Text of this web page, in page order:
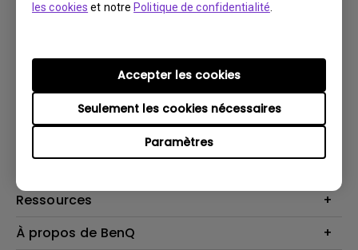
les cookies et notre Politique de confidentialité
Paramètres
Seulement les cookies nécessaires
Accepter les cookies
Vidéoprojecteurs
Haut-parleur
Solutions
Contactez-nous
Recycling
Ressources
Centre de connaissances
À propos de BenQ